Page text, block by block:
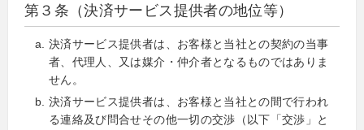
第３条（決済サービス提供者の地位等）
決済サービス提供者は、お客様と当社との契約の当事
者、代理人、又は媒介・仲介者となるものではありま
せん。
決済サービス提供者は、お客様と当社との間で行われ
る連絡及び問合せその他一切の交渉（以下「交渉」と